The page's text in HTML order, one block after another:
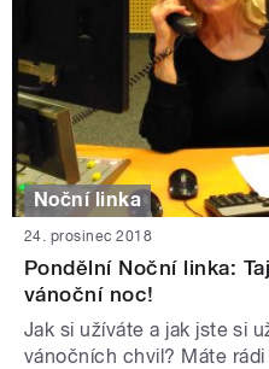
Noční linka
24. prosinec 2018
Pondělní Noční linka:
vánoční noc!
Jak si užíváte a jak jste si
vánočních chvil? Máte